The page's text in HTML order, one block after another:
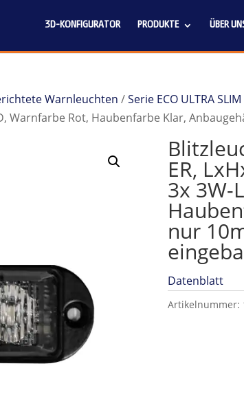
3D-KONFIGURATOR PRODUKTE ÜBER
Warnleuchten /Serie ECO ULTRA
Warnfarbe Rot, Haubenfarbe Klar,
ER,
3x 3W-
nur
Datenblatt
Artikelnummer: